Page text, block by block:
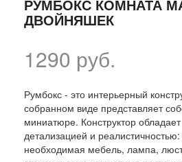
РУМБОКС КОМНАТА
ДВОЙНЯШЕК
1290 руб.
Румбокс - это интерьерный
собранном виде представляет
миниатюре. Конструктор
детализацией и реалистичностью:
необходимая мебель, лампа,